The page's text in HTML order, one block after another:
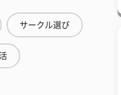
サークル選び